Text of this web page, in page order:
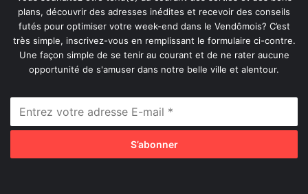
plans, découvrir des adresses inédites et recevoir des conseils
futés pour optimiser votre week-end dans le Vendômois? C’est
très simple, inscrivez-vous en remplissant le formulaire ci-contre.
Une façon simple de se tenir au courant et de ne rater aucune
opportunité de s'amuser dans notre belle ville et alentour.